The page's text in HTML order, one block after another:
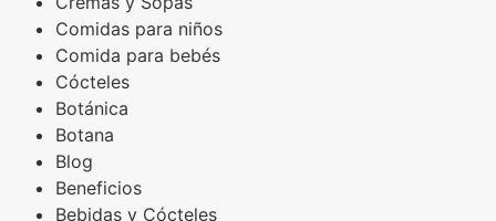
Comidas para niños
Comida para bebés
Cócteles
Botánica
Botana
Blog
Beneficios
Bebidas y Cócteles